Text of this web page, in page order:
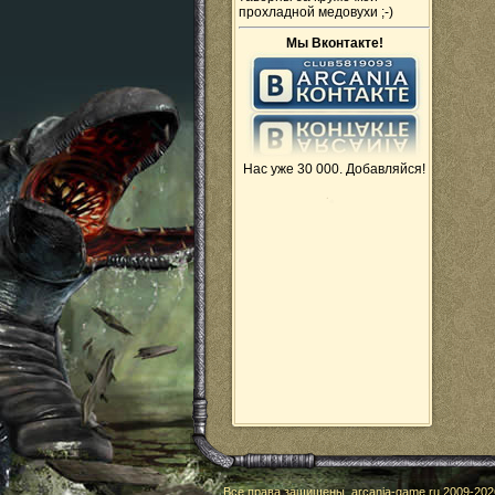
прохладной медовухи ;-)
Мы Вконтакте!
Нас уже 30 000. Добавляйся!
Все права защищены,arcania-game.ru2009-